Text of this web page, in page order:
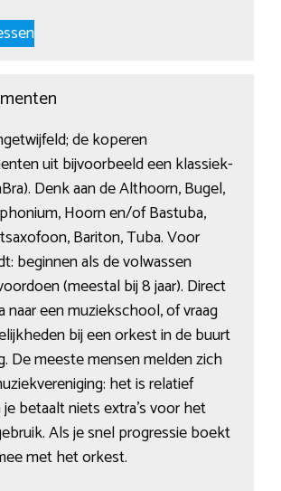
de koperen
uit bijvoorbeeld een klassiek-
Denk aan de Althoorn, Bugel,
Hoorn en/of Bastuba,
Bariton, Tuba. Voor
beginnen als de volwassen
(meestal bij 8 jaar). Direct
naar een muziekschool, of vraag
bij een orkest in de buurt
De meeste mensen melden zich
het is relatief
betaalt niets extra’s voor het
Als je snel progressie boekt
met het orkest.